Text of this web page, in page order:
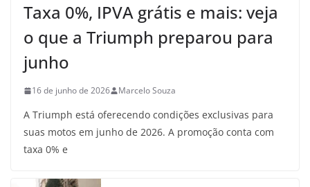
Taxa 0%, IPVA grátis e mais: veja
o que a Triumph preparou para
junho
16 de junho de 2026 Marcelo Souza
A Triumph está oferecendo condições exclusivas para
suas motos em junho de 2026. A promoção conta com
taxa 0% e